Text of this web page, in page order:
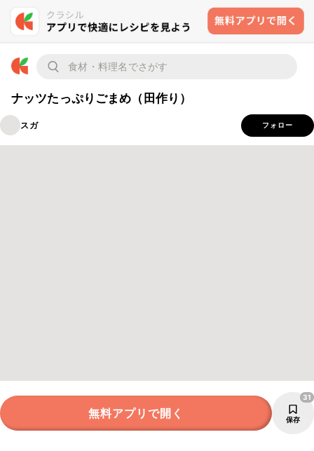
ナッツたっぷりごまめ（田作り）
スガ フォロー
無料アプリで開く 保存
31